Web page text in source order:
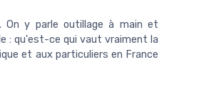
On y parle outillage à main et
: qu'est-ce qui vaut vraiment la
et aux particuliers en France